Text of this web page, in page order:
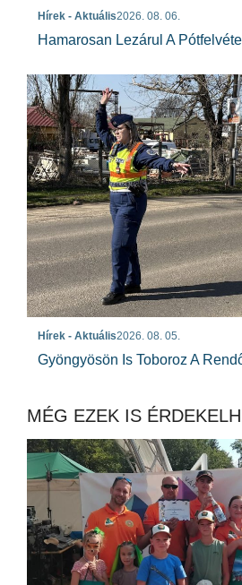
Hírek - Aktuális2026. 08. 06.
Hamarosan Lezárul A
Hírek - Aktuális2026. 08. 05.
Gyöngyösön Is Toboroz A
MÉG EZEK IS